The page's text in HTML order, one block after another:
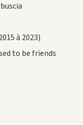
à 2023)
to be friends